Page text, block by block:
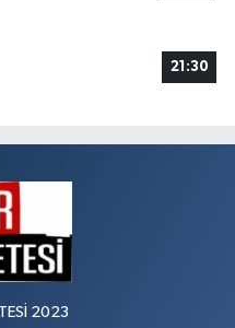
21:30
2023